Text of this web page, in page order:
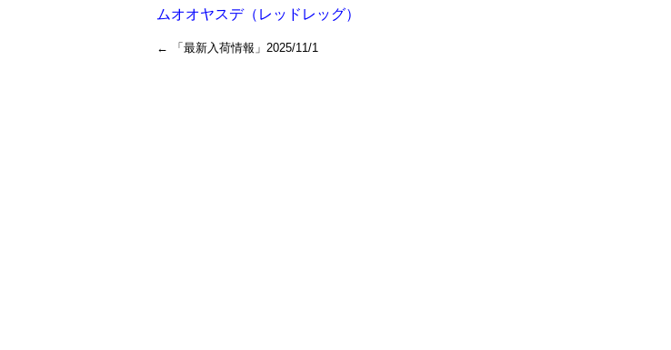
ムオオヤスデ（レッドレッグ）
← 「最新入荷情報」2025/11/1